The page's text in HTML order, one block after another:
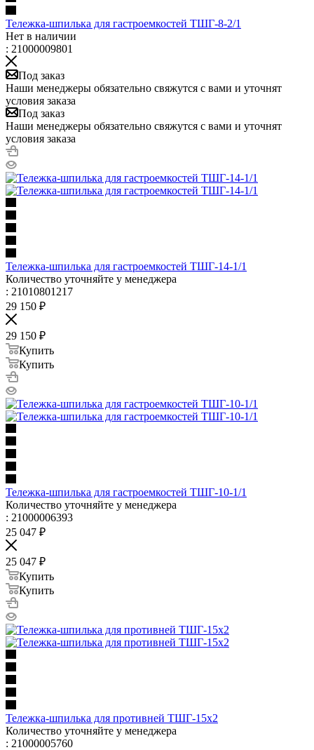
Тележка-шпилька для гастроемкостей ТШГ-8-2/1
Нет в наличии
: 21000009801
Под заказ
Наши менеджеры обязательно свяжутся с вами и уточнят
условия заказа
Под заказ
Наши менеджеры обязательно свяжутся с вами и уточнят
условия заказа
Тележка-шпилька для гастроемкостей ТШГ-14-1/1
Количество уточняйте у менеджера
: 21010801217
29 150 ₽
29 150 ₽
Купить
Купить
Тележка-шпилька для гастроемкостей ТШГ-10-1/1
Количество уточняйте у менеджера
: 21000006393
25 047 ₽
25 047 ₽
Купить
Купить
Тележка-шпилька для противней ТШГ-15х2
Количество уточняйте у менеджера
: 21000005760